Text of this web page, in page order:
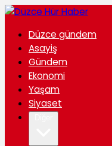
Düzce gündem
Asayiş
Gündem
Ekonomi
Yaşam
Siyaset